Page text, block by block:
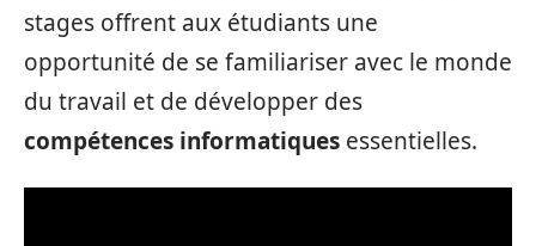
stages offrent aux étudiants une
opportunité de se familiariser avec le monde
du travail et de développer des
compétences informatiques essentielles.